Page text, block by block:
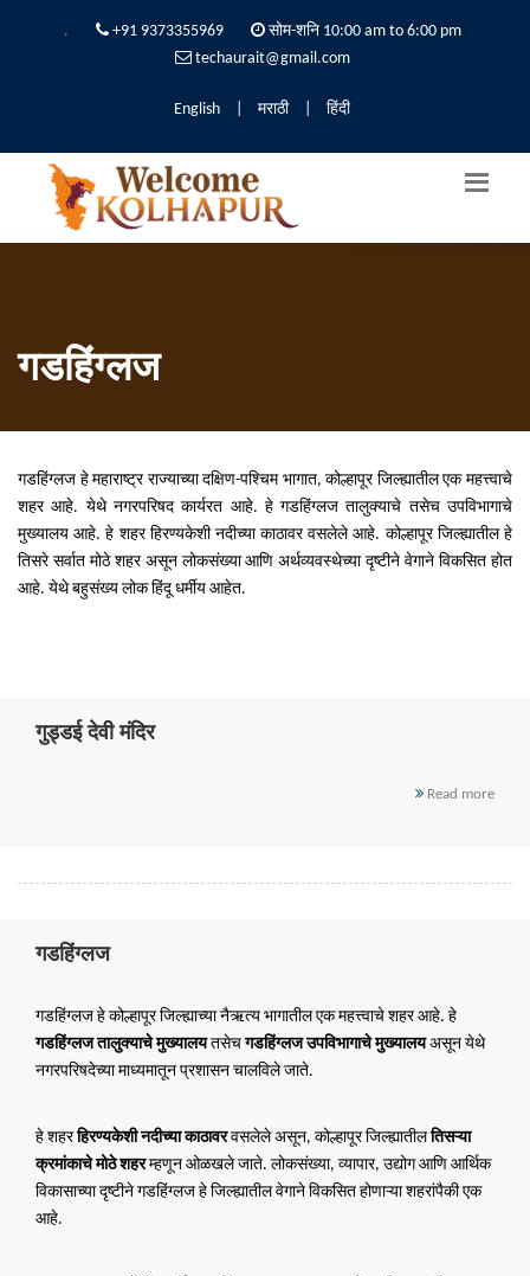
. +91 9373355969
सोम-शनि 10:00 am to 6:00 pm
techaurait@gmail.com
English मराठी हिंदी
गडहिंग्लज
गडहिंग्लज हे महाराष्ट्र राज्याच्या दक्षिण-पश्चिम भागात, कोल्हापूर जिल्ह्यातील एक महत्त्वाचे
शहर आहे. येथे नगरपरिषद कार्यरत आहे. हे गडहिंग्लज तालुक्याचे तसेच उपविभागाचे
मुख्यालय आहे. हे शहर हिरण्यकेशी नदीच्या काठावर वसलेले आहे. कोल्हापूर जिल्ह्यातील हे
तिसरे सर्वात मोठे शहर असून लोकसंख्या आणि अर्थव्यवस्थेच्या दृष्टीने वेगाने विकसित होत
आहे. येथे बहुसंख्य लोक हिंदू धर्मीय आहेत.
गुड्डई देवी मंदिर
Read more
गडहिंग्लज
गडहिंग्लज हे कोल्हापूर जिल्ह्याच्या नैऋत्य भागातील एक महत्त्वाचे शहर आहे. हे
गडहिंग्लज तालुक्याचे मुख्यालयतसेचगडहिंग्लज उपविभागाचे मुख्यालयअसून येथे
नगरपरिषदेच्या माध्यमातून प्रशासन चालविले जाते.
हे शहरहिरण्यकेशी नदीच्या काठावरवसलेले असून, कोल्हापूर जिल्ह्यातीलतिसऱ्या
क्रमांकाचे मोठे शहरम्हणून ओळखले जाते. लोकसंख्या, व्यापार, उद्योग आणि आर्थिक
विकासाच्या दृष्टीने गडहिंग्लज हे जिल्ह्यातील वेगाने विकसित होणाऱ्या शहरांपैकी एक
आहे.